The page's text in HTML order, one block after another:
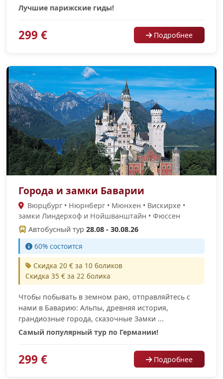
Лучшие парижские гиды!
299 € Подробнее
Города и замки Баварии
Вюрцбург • Нюрнберг • Мюнхен • Вискирхе •
замки Линдерхоф и Нойшванштайн • Фюссен
Автобусный тур 28.08 - 30.08.26
60% cостоится
Скидка 20 € за 10 боликов
Скидка 35 € за 22 болика
Чтобы побывать в земном раю, отправляйтесь с
нами в Баварию: Альпы, древняя история,
грандиозные города, сказочные Замки ...
Самый популярный тур по Германии!
299 € Подробнее